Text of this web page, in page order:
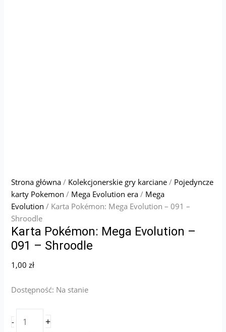
Strona główna / Kolekcjonerskie gry karciane / Pojedyncze
karty Pokemon / Mega Evolution era / Mega
Evolution / Karta Pokémon: Mega Evolution – 091 –
Shroodle
Karta Pokémon: Mega Evolution –
091 – Shroodle
1,00zł
Dostępność: Na stanie
- +